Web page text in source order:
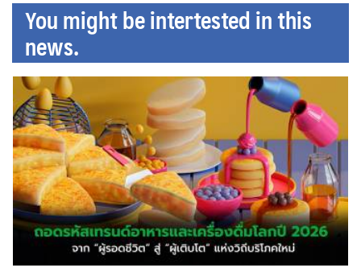
You might be intertested in this
news.